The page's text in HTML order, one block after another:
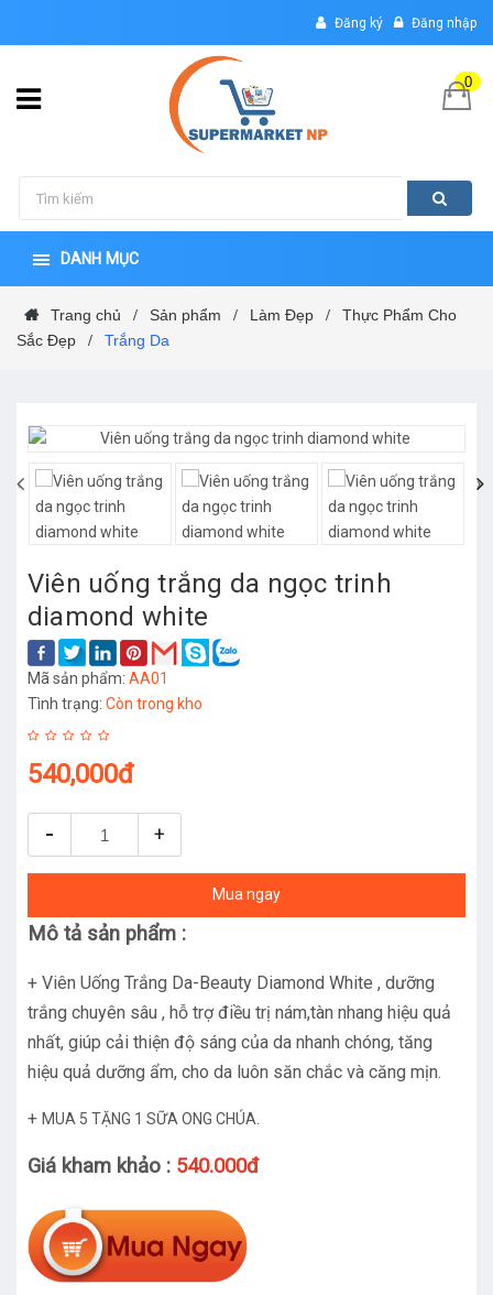
Đăng ký Đăng nhập
0
DANH MỤC
Trang chủ / Sản phẩm / Làm Đẹp /
Thực Phẩm Cho
Sắc Đẹp
/ Trắng Da
‹ ›
Viên uống trắng da ngọc trinh
diamond white
Mã sản phẩm: AA01
Tình trạng: Còn trong kho
540,000đ
- +
Mua ngay
Mô tả sản phẩm :
+ Viên Uống Trắng Da-Beauty Diamond White , dưỡng
trắng chuyên sâu , hỗ trợ điều trị nám,tàn nhang hiệu quả
nhất, giúp cải thiện độ sáng của da nhanh chóng, tăng
hiệu quả dưỡng ẩm, cho da luôn săn chắc và căng mịn.
+ MUA 5 TẶNG 1 SỮA ONG CHÚA.
Giá kham khảo : 540.000đ